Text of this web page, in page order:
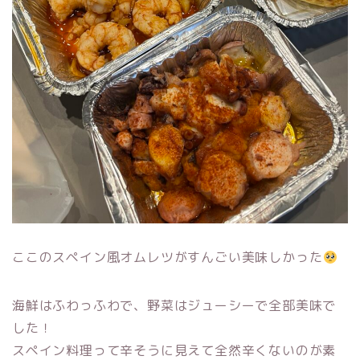
ここのスペイン風オムレツがすんごい美味しかった
海鮮はふわっふわで、野菜はジューシーで全部美味で
した！
スペイン料理って辛そうに見えて全然辛くないのが素